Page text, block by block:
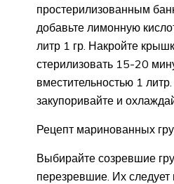
простерилизованным
добавьте лимонную
литр 1 гр. Накройте
стерилизовать 15-20
вместительностью 1
закупоривайте и
Рецепт маринованных
Выбирайте созревшие
перезревшие. Их следует